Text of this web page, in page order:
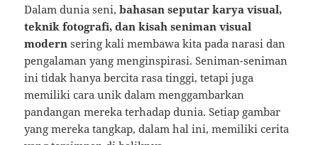
Dalam dunia seni,bahasan seputar karya visual,
teknik fotografi, dan kisah seniman visual
modern sering kali membawa kita pada narasi dan
pengalaman yang menginspirasi. Seniman-seniman
ini tidak hanya bercita rasa tinggi, tetapi juga
memiliki cara unik dalam menggambarkan
pandangan mereka terhadap dunia. Setiap gambar
yang mereka tangkap, dalam hal ini, memiliki cerita